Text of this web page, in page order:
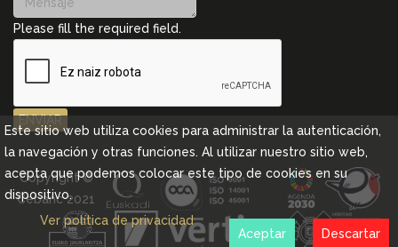
Please fill the required field.
ENVIAR
Copyright ©
Cebanc 2021
Este sitio web utiliza cookies para administrar la autenticación,
la navegación y otras funciones. Al utilizar nuestro sitio web,
acepta que podemos colocar este tipo de cookies en su
dispositivo.
Ver política de privacidad
Descartar
Aceptar